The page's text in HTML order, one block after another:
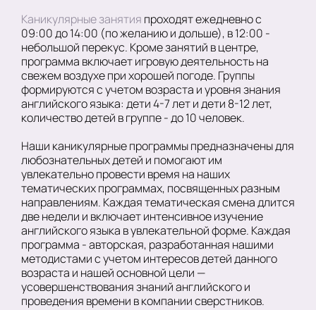
Каникулярные занятия проходят ежедневно с
09:00 до 14:00 (по желанию и дольше), в 12:00 -
небольшой перекус. Кроме занятий в центре,
программа включает игровую деятельность на
свежем воздухе при хорошей погоде. Группы
формируются с учетом возраста и уровня знания
английского языка: дети 4-7 лет и дети 8-12 лет,
количество детей в группе - до 10 человек.
Наши каникулярные программы предназначены для
любознательных детей и помогают им
увлекательно провести время на наших
тематических программах, посвященных разным
направлениям. Каждая тематическая смена длится
две недели и включает интенсивное изучение
английского языка в увлекательной форме. Каждая
программа - авторская, разработанная нашими
методистами с учетом интересов детей данного
возраста и нашей основной цели —
усовершенствования знаний английского и
проведения времени в компании сверстников.